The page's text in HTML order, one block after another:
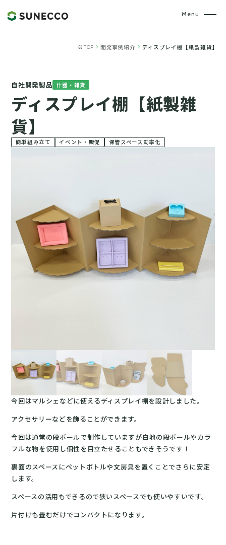
homeTOP chevron_right開発事例紹介 chevron_right ディスプレイ棚【紙製雑貨】
自社開発製品 什器・雑貨
ディスプレイ棚【紙製雑
貨】
簡単組み立て イベント・販促 保管スペース効率化
今回はマルシェなどに使えるディスプレイ棚を設計しました。
アクセサリーなどを飾ることができます。
今回は通常の段ボールで制作していますが白地の段ボールやカラ
フルな物を使用し個性を目立たせることもできそうです！
裏面のスペースにペットボトルや文房具を置くことでさらに安定
します。
スペースの活用もできるので狭いスペースでも使いやすいです。
片付けも畳むだけでコンパクトになります。